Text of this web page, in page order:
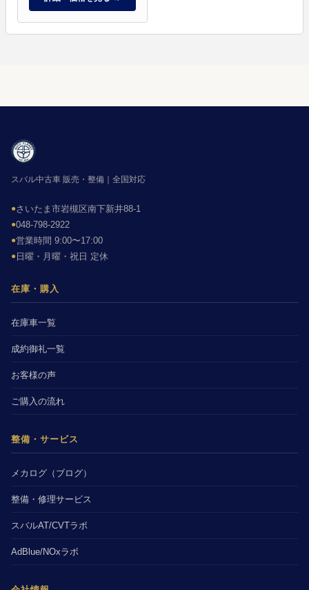
スバル中古車 販売・整備｜全国対応
●さいたま市岩槻区南下新井88-1
●048-798-2922
●営業時間 9:00〜17:00
●日曜・月曜・祝日 定休
在庫・購入
在庫車一覧
成約御礼一覧
お客様の声
ご購入の流れ
整備・サービス
メカログ（ブログ）
整備・修理サービス
スバルAT/CVTラボ
AdBlue/NOxラボ